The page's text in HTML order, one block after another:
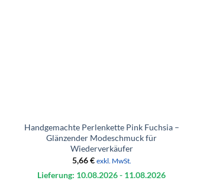
Handgemachte Perlenkette Pink Fuchsia –
Glänzender Modeschmuck für
Wiederverkäufer
5,66€ exkl. MwSt.
Lieferung: 10.08.2026- 11.08.2026